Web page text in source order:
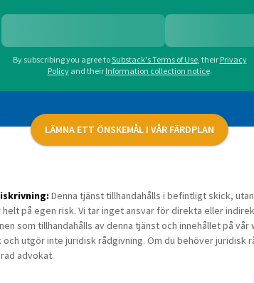
By subscribing you agree toSubstack's Terms of Use, their Privacy
Policy and their Information collection notice.
LÄMNA ETT ÖNSKEMÅL I VÅR FÄRDPLAN
Denna tjänst tillhandahålls i befintligt skick,
på egen risk. Vi tar inget ansvar för direkta eller
som tillhandahålls av denna tjänst och innehållet på
och utgör inte juridisk rådgivning. Om du behöver
advokat.